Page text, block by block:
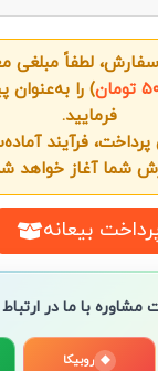
لطفاً مبلغی
) را به‌عنوان
فرمایید.
فرآیند
شما آغاز خواهد
بیعانه
مشاوره با ما در
◆ روبیکا